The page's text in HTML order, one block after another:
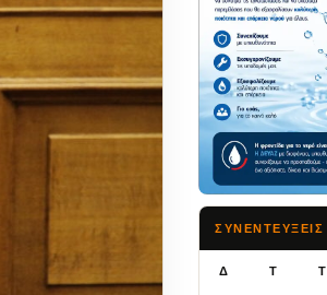
ΣΥΝΕΝΤΕΥΞΕΙΣ
Δ Τ Τ